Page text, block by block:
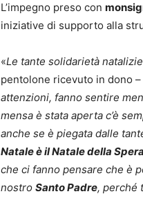
L’impegno preso con
iniziative di supporto alla
«Le tante solidarietà
pentolone ricevuto in dono –
attenzioni, fanno sentire
mensa è stata aperta c’è
anche se è piegata dalle
Natale è il Natale della
che ci fanno pensare che è
nostro Santo Padre, perché